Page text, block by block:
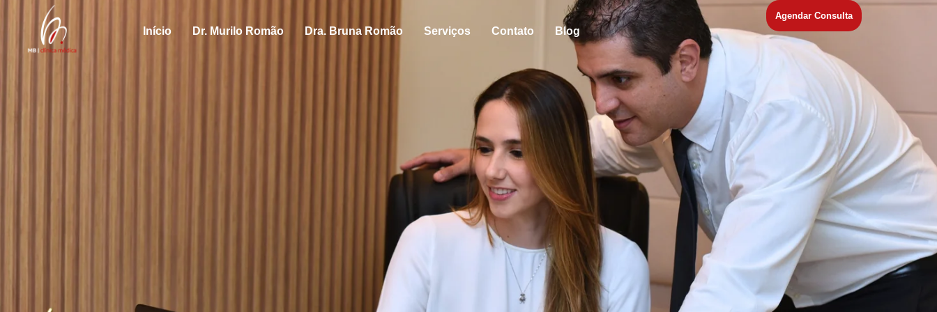
Início Dr. Murilo Romão Dra. Bruna Romão Serviços Contato Blog
Agendar Consulta